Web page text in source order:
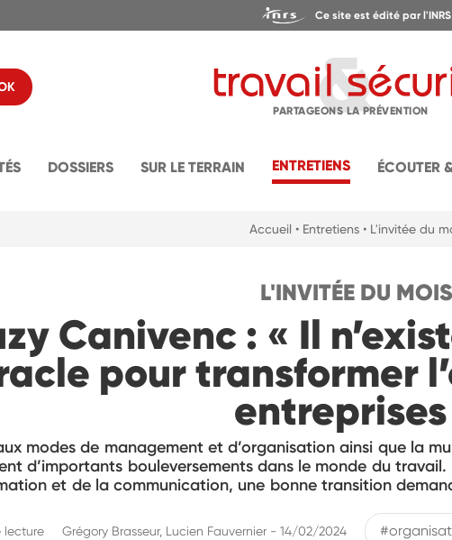
Ce site est édité par l'INRS
PARTAGEONS LA PRÉVENTION
DOSSIERS SUR LE TERRAIN ENTRETIENS ÉCOUTER
Accueil • Entretiens • L'invitée du
L'INVITÉE DU MOIS
Canivenc : « Il
pour transformer
entreprises
modes de management et d’organisation ainsi que la
d’importants bouleversements dans le monde du
et de la communication, une bonne transition
lecture Grégory Brasseur, Lucien Fauvernier - 14/02/2024